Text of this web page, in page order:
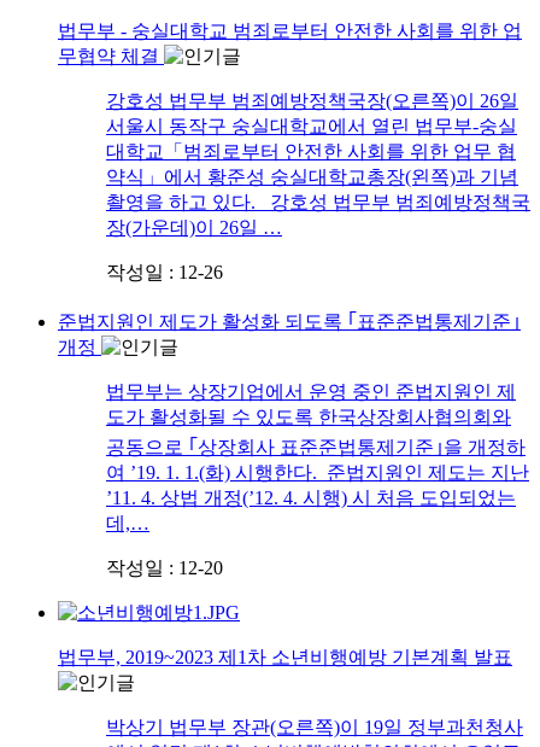
법무부 - 숭실대학교 범죄로부터 안전한 사회를 위한 업
무협약 체결
강호성 법무부 범죄예방정책국장(오른쪽)이 26일
서울시 동작구 숭실대학교에서 열린 법무부-숭실
대학교「범죄로부터 안전한 사회를 위한 업무 협
약식」에서 황준성 숭실대학교총장(왼쪽)과 기념
촬영을 하고 있다. 강호성 법무부 범죄예방정책국
장(가운데)이 26일 …
작성일 : 12-26
준법지원인 제도가 활성화 되도록 ｢표준준법통제기준｣
개정
법무부는 상장기업에서 운영 중인 준법지원인 제
도가 활성화될 수 있도록 한국상장회사협의회와
공동으로 ｢상장회사 표준준법통제기준｣을 개정하
여 ’19. 1. 1.(화) 시행한다. 준법지원인 제도는 지난
’11. 4. 상법 개정(’12. 4. 시행) 시 처음 도입되었는
데,…
작성일 : 12-20
법무부, 2019~2023 제1차 소년비행예방 기본계획 발표
박상기 법무부 장관(오른쪽)이 19일 정부과천청사